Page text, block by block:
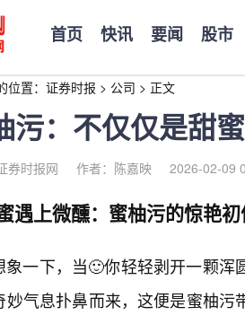
首页 快讯 要闻 股市
置： 证券时报 > 公司 > 正文
污：不仅仅是甜
券时报网 作者：陈嘉映 2026-02-09
遇上微醺：蜜柚污的惊艳
象一下，当🙂你轻轻剥开一颗浑
妙气息扑鼻而来，这便是蜜柚